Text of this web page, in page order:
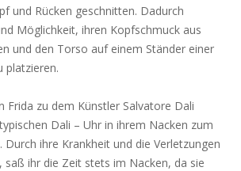
und Rücken geschnitten. Dadurch
Möglichkeit, ihren Kopfschmuck aus
und den Torso auf einem Ständer einer
platzieren.
Frida zu dem Künstler Salvatore Dali
Dali – Uhr in ihrem Nacken zum
Durch ihre Krankheit und die Verletzungen
saß ihr die Zeit stets im Nacken, da sie